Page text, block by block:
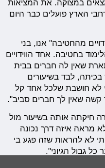
במצוקה. את המציאות
הארץ פועלים כבר היום
מהחטיבה" אנו, בני
בחטיבה. אחד הווידויים
שאין לה חברים בבית
לבד בשיעורים
לא חושבת שלכל אחד קל
קשה שאין לך חברים סביב".
חיקתה אותה בשיעור מול
מראה איזה דרך נכונה
לא להראות שזה פגע בי
גבול הגיוני".